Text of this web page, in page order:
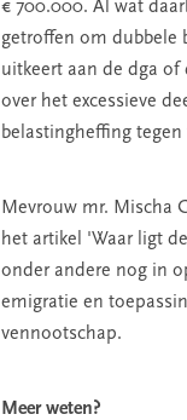
€ 700.000. Al wat
getroffen om dubbele
uitkeert aan de dga
over het excessieve
belastingheffing
Mevrouw mr. Mischa
het artikel 'Waar ligt
onder andere nog in
emigratie en
vennootschap.
Meer weten?